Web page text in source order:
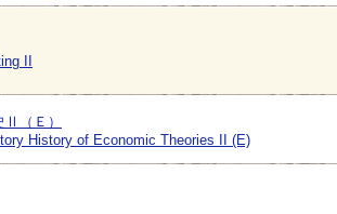
II
Ⅱ（Ｅ）
History of Economic Theories II (E)